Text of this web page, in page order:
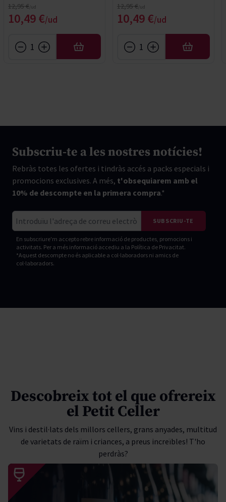
Special Price
10,49 €
Regular Price
12,95 €
AFEGIR
Special Price
10,49 €
Regular Price
12,95 €
AFEGIR
Subscriu-te a les nostres notícies!
Rebràs totes les ofertes i tindràs accés a packs especials i
promocions exclusives. A més, t'obsequiarem amb el
10% de descompte en la primera compra.*
SUBSCRIU-TE
En subscriure'm accepto rebre informació de productes, promocions i
activitats. Per a més informació accediu a la Política de Privacitat.
*Aquest descompte no és aplicable a col·laboradors ni amics de
col·laboradors.
Descobreix tot el que ofrereix
el Petit Celler
Vins i destil·lats dels millors cellers, grans anyades, multitud
de varietats de raïm i criances, a preus increïbles! T'ho
perdràs?